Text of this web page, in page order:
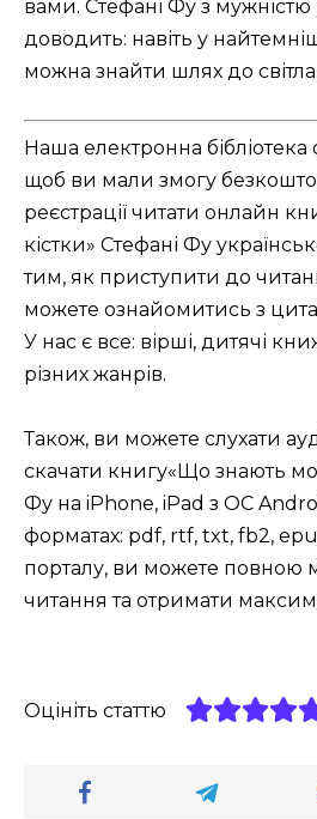
вами. Стефані Фу з мужністю
доводить: навіть у
можна знайти шлях до світла.
Наша електронна бібліотека
щоб ви мали змогу
реєстрації читати онлайн
кістки» Стефані Фу
тим, як приступити до
можете ознайомитись з
У нас є все: вірші, дитячі
різних жанрів.
Також, ви можете слухати
скачати книгу«Що знають
Фу на iPhone, iPad з ОС
форматах: pdf, rtf, txt, fb2,
порталу, ви можете повною
читання та отримати
Оцініть статтю